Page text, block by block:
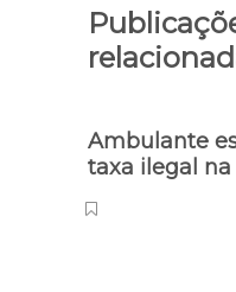
Ambulante
taxa ilegal na